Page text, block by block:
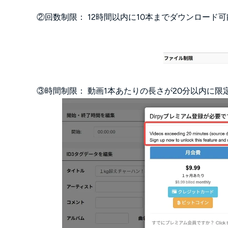
②回数制限： 12時間以内に10本までダウンロード
③時間制限： 動画1本あたりの長さが20分以内に限